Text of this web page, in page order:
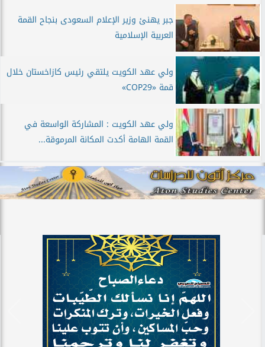
جبر يهنئ وزير الإعلام السعودى بنجاح القمة
العربية الإسلامية
ولي عهد الكويت يلتقي رئيس كازاخستان خلال
قمة «COP29»
ولي عهد الكويت : المشاركة الواسعة في
القمة الهامة أكدت المكانة المرموقة...